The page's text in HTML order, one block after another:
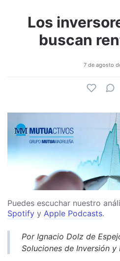
Los
buscan
7 de agosto
Puedes escuchar nuestro
Spotify y Apple Podcasts.
Por Ignacio Dolz de
Soluciones de Inversión y